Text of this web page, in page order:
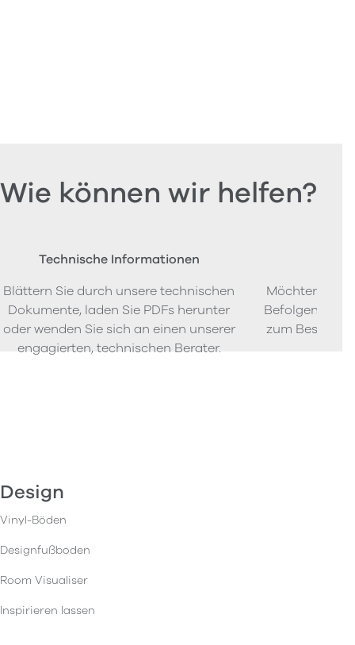
Wie können wir helfen?
Technische Informationen
Blättern Sie durch unsere technischen
Dokumente, laden Sie PDFs herunter
oder wenden Sie sich an einen unserer
engagierten, technischen Berater.
Möchten Sie
Befolgen Sie
zum
Design
Vinyl-Böden
Designfußboden
Room Visualiser
Inspirieren lassen